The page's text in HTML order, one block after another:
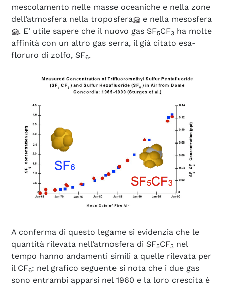
mescolamento nelle masse oceaniche e nella zone
dell’atmosfera nella troposfera
e nella mesosfera
. E’ utile sapere che il nuovo gas SF5CF3 ha molte
affinità con un altro gas serra, il già citato esa-
floruro di zolfo, SF6.
A conferma di questo legame si evidenzia che le
quantità rilevata nell’atmosfera di SF5CF3 nel
tempo hanno andamenti simili a quelle rilevata per
il CF6: nel grafico seguente si nota che i due gas
sono entrambi apparsi nel 1960 e la loro crescita è